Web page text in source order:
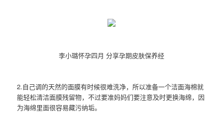
李小璐怀孕四月 分享孕期皮肤保养经
2.自己调的天然的面膜有时候很难洗净，所以准备一个洁面海棉就
能轻松清洁面膜残留物，不过要准妈妈们要注意及时更换海绵，因
为海绵里面很容易藏污纳垢。